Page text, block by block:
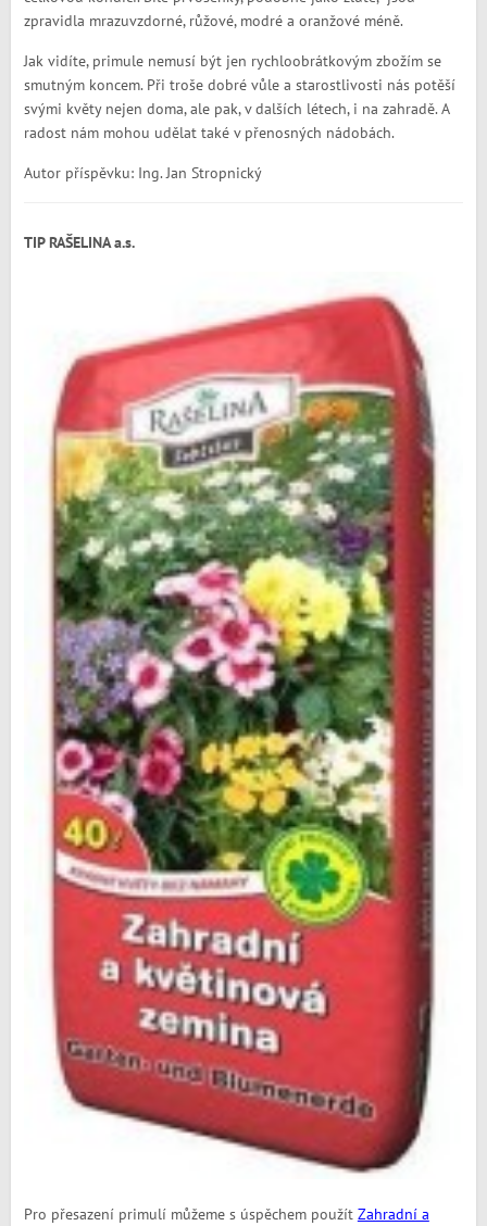
zpravidla mrazuvzdorné, růžové, modré a oranžové méně.
Jak vidíte, primule nemusí být jen rychloobrátkovým zbožím se
smutným koncem. Při troše dobré vůle a starostlivosti nás potěší
svými květy nejen doma, ale pak, v dalších létech, i na zahradě. A
radost nám mohou udělat také v přenosných nádobách.
Autor příspěvku: Ing. Jan Stropnický
TIP RAŠELINA a.s.
Pro přesazení primulí můžeme s úspěchem použít Zahradní a